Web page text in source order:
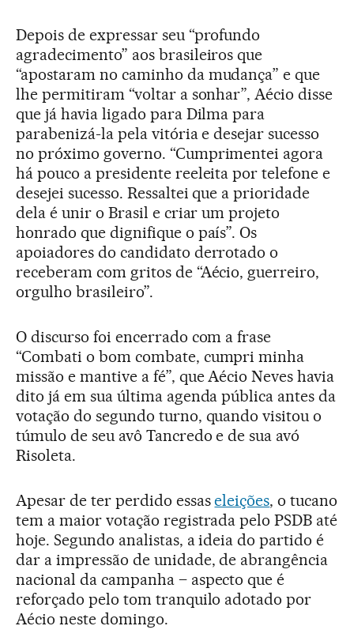
Depois de expressar seu “profundo
agradecimento” aos brasileiros que
“apostaram no caminho da mudança” e que
lhe permitiram “voltar a sonhar”, Aécio disse
que já havia ligado para Dilma para
parabenizá-la pela vitória e desejar sucesso
no próximo governo. “Cumprimentei agora
há pouco a presidente reeleita por telefone e
desejei sucesso. Ressaltei que a prioridade
dela é unir o Brasil e criar um projeto
honrado que dignifique o país”. Os
apoiadores do candidato derrotado o
receberam com gritos de “Aécio, guerreiro,
orgulho brasileiro”.
O discurso foi encerrado com a frase
“Combati o bom combate, cumpri minha
missão e mantive a fé”, que Aécio Neves havia
dito já em sua última agenda pública antes da
votação do segundo turno, quando visitou o
túmulo de seu avô Tancredo e de sua avó
Risoleta.
Apesar de ter perdido essaseleições, o tucano
tem a maior votação registrada pelo PSDB até
hoje. Segundo analistas, a ideia do partido é
dar a impressão de unidade, de abrangência
nacional da campanha – aspecto que é
reforçado pelo tom tranquilo adotado por
Aécio neste domingo.